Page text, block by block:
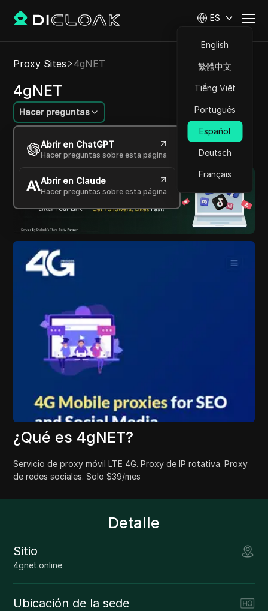
ES
English
繁體中文
Tiếng Việt
Português
Español
Deutsch
Français
Proxy Sites 4gNET
4gNET
Hacer preguntas
Abrir en ChatGPT
Hacer preguntas sobre esta página
Abrir en Claude
Hacer preguntas sobre esta página
Tu puerta de entrada a proxies móviles rápidos
y fiables.
¿Qué es 4gNET?
Servicio de proxy móvil LTE 4G. Proxy de IP rotativa. Proxy
de redes sociales. Solo $39/mes
Detalle
Sitio
4gnet.online
Ubicación de la sede